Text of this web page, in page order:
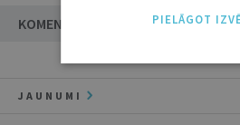
KOMENTĀRI
JAUNUMI
PIELĀGOT